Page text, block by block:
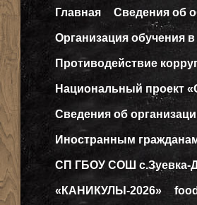
Главная Сведения об
Организация обучения
Противодействие
Национальный проект
Сведения об
Иностранным
СП ГБОУ СОШ с.Зуевка-
«КАНИКУЛЫ-2026» food